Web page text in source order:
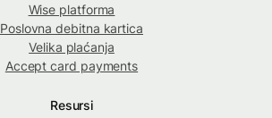
Wise platforma
Poslovna debitna kartica
Velika plaćanja
Accept card payments
Resursi